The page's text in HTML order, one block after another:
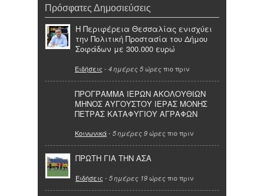
Πρόσφατες Δημοσιεύσεις
Η Περιφέρεια Θεσσαλίας ενισχύει
την Πολιτική Προστασία του Δήμου
Σοφάδων με 300.000 ευρώ
Ειδήσεις - 4 ημέρες 5 ώρες πιο πριν
ΠΡΟΓΡΑΜΜΑ ΙΕΡΩΝ ΑΚΟΛΟΥΘΙΩΝ
ΜΗΝΟΣ ΑΥΓΟΥΣΤΟΥ ΙΕΡΑΣ ΜΟΝΗΣ
ΠΕΤΡΑΣ ΚΑΤΑΦΥΓΙΟΥ ΑΓΡΑΦΩΝ
Κοινωνικά- 5 ημέρες 9 ώρες πιο πριν
ΠΡΩΤΗ ΓΙΑ ΤΗΝ ΑΣΑ
Ειδήσεις - 5 ημέρες 19 ώρες πιο πριν